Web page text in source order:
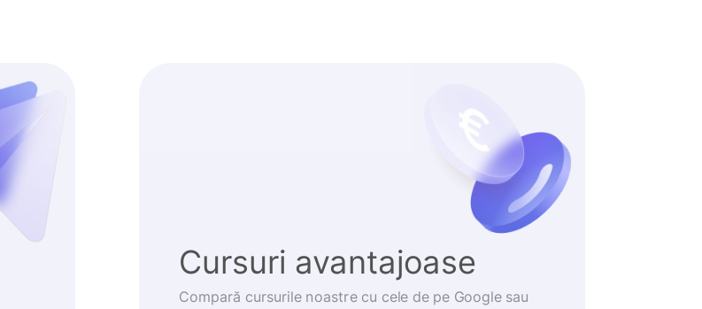
Cursuri avantajoase
Compară cursurile noastre cu cele de pe Google sau